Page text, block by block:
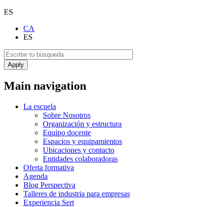
ES
CA
ES
Main navigation
La escuela
Sobre Nosotros
Organización y estructura
Equipo docente
Espacios y equipamientos
Ubicaciones y contacto
Entidades colaboradoras
Oferta formativa
Agenda
Blog Perspectiva
Talleres de industria para empresas
Experiencia Sert